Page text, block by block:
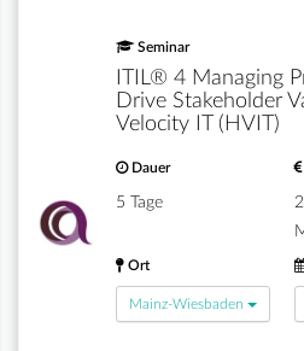
Seminar
ITIL® 4 Managing
Drive Stakeholder
Velocity IT (HVIT)
Dauer
5 Tage
Ort
Mainz-Wiesbaden